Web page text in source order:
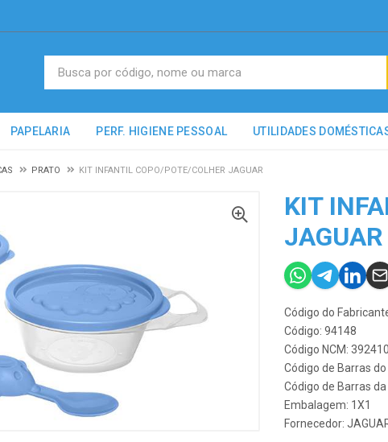
PAPELARIA PERF. HIGIENE PESSOAL UTILIDADES
PRATO KIT INFANTIL COPO/POTE/COLHER JAGUAR
KIT
JAGUAR
Código do
Código: 94148
Código NCM:
Código de Barras
Código de Barras
Embalagem: 1X1
Fornecedor: